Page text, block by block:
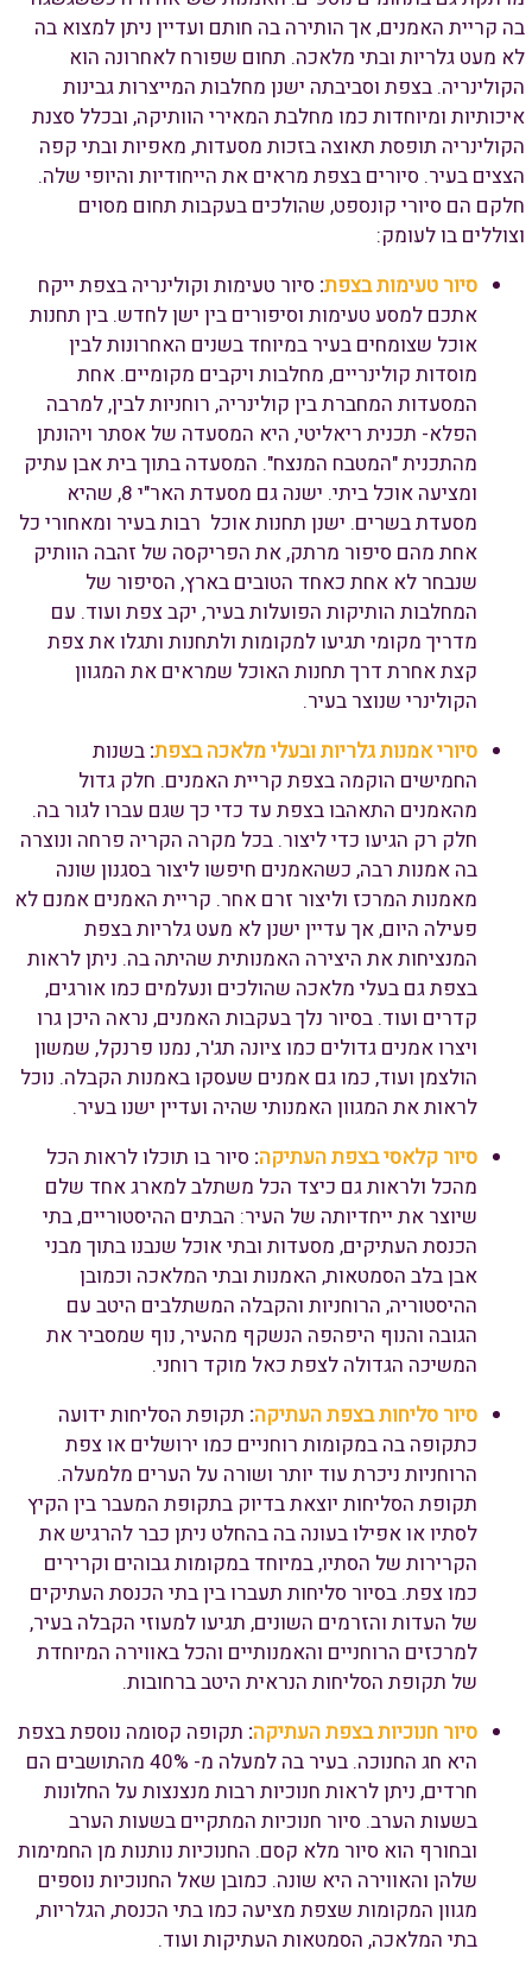
בה קריית האמנים, אך הותירה בה חותם ועדיין ניתן למצוא בה
לא מעט גלריות ובתי מלאכה. תחום שפורח לאחרונה הוא
הקולינריה. בצפת וסביבתה ישנן מחלבות המייצרות גבינות
איכותיות ומיוחדות כמו מחלבת המאירי הוותיקה, ובכלל סצנת
הקולינריה תופסת תאוצה בזכות מסעדות, מאפיות ובתי קפה
הצצים בעיר. סיורים בצפת מראים את הייחודיות והיופי שלה.
חלקם הם סיורי קונספט, שהולכים בעקבות תחום מסוים
וצוללים בו לעומק:
סיור טעימות בצפת: סיור טעימות וקולינריה בצפת ייקח
אתכם למסע טעימות וסיפורים בין ישן לחדש. בין תחנות
אוכל שצומחים בעיר במיוחד בשנים האחרונות לבין
מוסדות קולינריים, מחלבות ויקבים מקומיים. אחת
המסעדות המחברת בין קולינריה, רוחניות לבין, למרבה
הפלא- תכנית ריאליטי, היא המסעדה של אסתר ויהונתן
מהתכנית "המטבח המנצח". המסעדה בתוך בית אבן עתיק
ומציעה אוכל ביתי. ישנה גם מסעדת האר"י 8, שהיא
מסעדת בשרים. ישנן תחנות אוכל רבות בעיר ומאחורי כל
אחת מהם סיפור מרתק, את הפריקסה של זהבה הוותיק
שנבחר לא אחת כאחד הטובים בארץ, הסיפור של
המחלבות הותיקות הפועלות בעיר, יקב צפת ועוד. עם
מדריך מקומי תגיעו למקומות ולתחנות ותגלו את צפת
קצת אחרת דרך תחנות האוכל שמראים את המגוון
הקולינרי שנוצר בעיר.
סיורי אמנות גלריות ובעלי מלאכה בצפת: בשנות
החמישים הוקמה בצפת קריית האמנים. חלק גדול
מהאמנים התאהבו בצפת עד כדי כך שגם עברו לגור בה.
חלק רק הגיעו כדי ליצור. בכל מקרה הקריה פרחה ונוצרה
בה אמנות רבה, כשהאמנים חיפשו ליצור בסגנון שונה
מאמנות המרכז וליצור זרם אחר. קריית האמנים אמנם לא
פעילה היום, אך עדיין ישנן לא מעט גלריות בצפת
המנציחות את היצירה האמנותית שהיתה בה. ניתן לראות
בצפת גם בעלי מלאכה שהולכים ונעלמים כמו אורגים,
קדרים ועוד. בסיור נלך בעקבות האמנים, נראה היכן גרו
ויצרו אמנים גדולים כמו ציונה תג'ר, נמנו פרנקל, שמשון
הולצמן ועוד, כמו גם אמנים שעסקו באמנות הקבלה. נוכל
לראות את המגוון האמנותי שהיה ועדיין ישנו בעיר.
סיור קלאסי בצפת העתיקה: סיור בו תוכלו לראות הכל
מהכל ולראות גם כיצד הכל משתלב למארג אחד שלם
שיוצר את ייחדיותה של העיר: הבתים ההיסטוריים, בתי
הכנסת העתיקים, מסעדות ובתי אוכל שנבנו בתוך מבני
אבן בלב הסמטאות, האמנות ובתי המלאכה וכמובן
ההיסטוריה, הרוחניות והקבלה המשתלבים היטב עם
הגובה והנוף היפהפה הנשקף מהעיר, נוף שמסביר את
המשיכה הגדולה לצפת כאל מוקד רוחני.
סיור סליחות בצפת העתיקה: תקופת הסליחות ידועה
כתקופה בה במקומות רוחניים כמו ירושלים או צפת
הרוחניות ניכרת עוד יותר ושורה על הערים מלמעלה.
תקופת הסליחות יוצאת בדיוק בתקופת המעבר בין הקיץ
לסתיו או אפילו בעונה בה בהחלט ניתן כבר להרגיש את
הקרירות של הסתיו, במיוחד במקומות גבוהים וקרירים
כמו צפת. בסיור סליחות תעברו בין בתי הכנסת העתיקים
של העדות והזרמים השונים, תגיעו למעוזי הקבלה בעיר,
למרכזים הרוחניים והאמנותיים והכל באווירה המיוחדת
של תקופת הסליחות הנראית היטב ברחובות.
סיור חנוכיות בצפת העתיקה: תקופה קסומה נוספת בצפת
היא חג החנוכה. בעיר בה למעלה מ- 40% מהתושבים הם
חרדים, ניתן לראות חנוכיות רבות מנצנצות על החלונות
בשעות הערב. סיור חנוכיות המתקיים בשעות הערב
ובחורף הוא סיור מלא קסם. החנוכיות נותנות מן החמימות
שלהן והאווירה היא שונה. כמובן שאל החנוכיות נוספים
מגוון המקומות שצפת מציעה כמו בתי הכנסת, הגלריות,
בתי המלאכה, הסמטאות העתיקות ועוד.